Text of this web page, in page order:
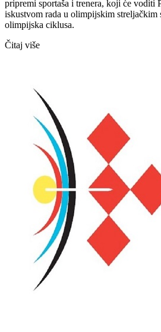
pripremi sportaša i trenera, koji će voditi
iskustvom rada u olimpijskim streljačkim
olimpijska ciklusa.
Čitaj više